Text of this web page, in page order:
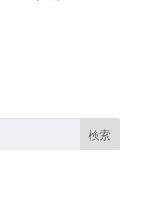
検索